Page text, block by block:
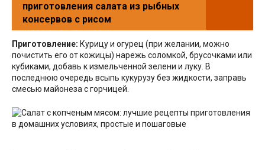
приготовления салата из рыбных
консервов с рисом
Приготовление: Курицу и огурец (при желании, можно
почистить его от кожицы) нарежь соломкой, брусочками или
кубиками, добавь к измельченной зелени и луку. В
последнюю очередь всыпь кукурузу без жидкости, заправь
смесью майонеза с горчицей.